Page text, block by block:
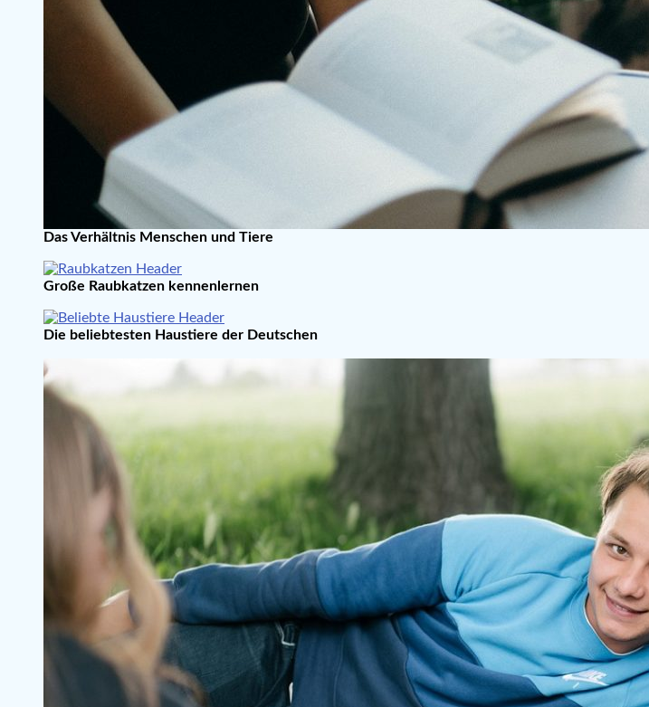
Das Verhältnis Menschen und Tiere
Große Raubkatzen kennenlernen
Die beliebtesten Haustiere der Deutschen